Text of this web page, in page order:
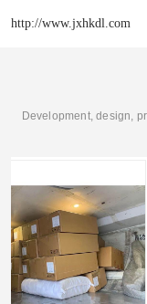
http://www.jxhkdl.com
Development, design,